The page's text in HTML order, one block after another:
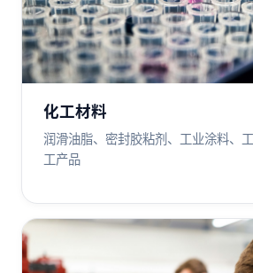
化工材料
润滑油脂、密封胶粘剂、工业涂料、
工产品